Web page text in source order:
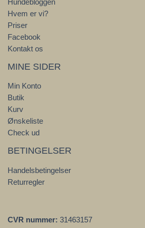
Hundebloggen
Hvem er vi?
Priser
Facebook
Kontakt os
MINE SIDER
Min Konto
Butik
Kurv
Ønskeliste
Check ud
BETINGELSER
Handelsbetingelser
Returregler
CVR nummer: 31463157